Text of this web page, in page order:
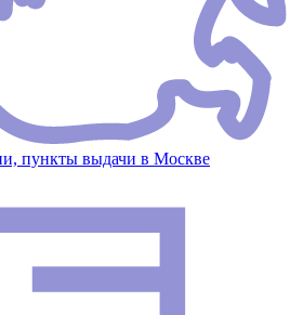
пункты выдачи в Москве